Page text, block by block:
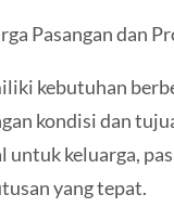
Pasangan dan
kebutuhan
kondisi dan
keluarga,
yang tepat.